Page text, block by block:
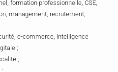
formation professionnelle, CSE,
management, recrutement,
e-commerce, intelligence
;
;
;